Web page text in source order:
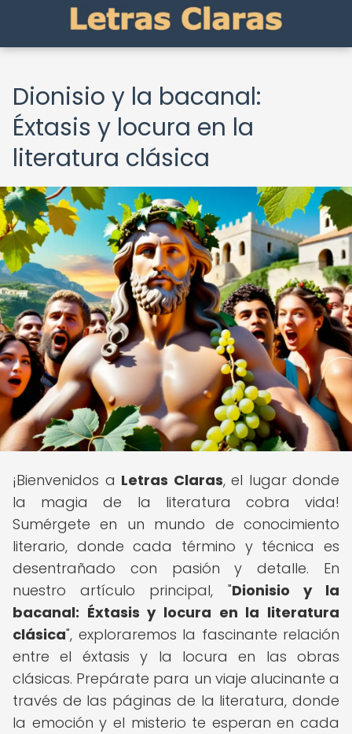
Dionisio y la bacanal:
Éxtasis y locura en la
literatura clásica
¡Bienvenidos a Letras Claras, el lugar donde
la magia de la literatura cobra vida!
Sumérgete en un mundo de conocimiento
literario, donde cada término y técnica es
desentrañado con pasión y detalle. En
nuestro artículo principal, "Dionisio y la
bacanal: Éxtasis y locura en la literatura
clásica", exploraremos la fascinante relación
entre el éxtasis y la locura en las obras
clásicas. Prepárate para un viaje alucinante a
través de las páginas de la literatura, donde
la emoción y el misterio te esperan en cada